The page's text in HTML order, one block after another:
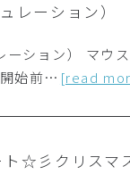
レーション）
ション） マウ
始前… [read
☆彡クリスマ